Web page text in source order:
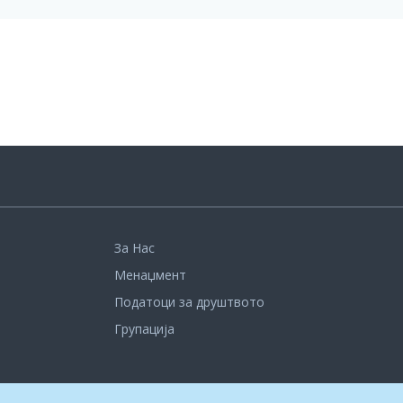
За Нас
Менаџмент
Податоци за друштвото
Групација